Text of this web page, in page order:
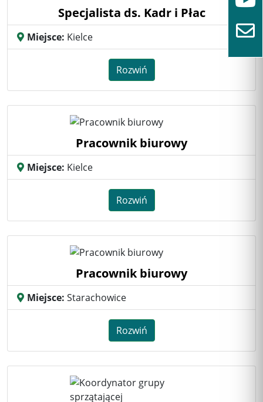
Specjalista ds. Kadr i Płac
Miejsce: Kielce
Rozwiń
Pracownik biurowy
Miejsce: Kielce
Rozwiń
Pracownik biurowy
Miejsce: Starachowice
Rozwiń